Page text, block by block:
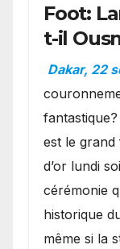
Foot:
t-il
Ballon
Dakar, 22
fantastique?
est le
d’or lundi
cérémonie
historique
même si la